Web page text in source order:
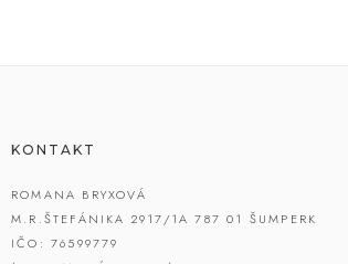
KONTAKT
ROMANA BRYXOVÁ
M.R.ŠTEFÁNIKA 2917/1A 787 01 ŠUMPERK
IČO: 76599779